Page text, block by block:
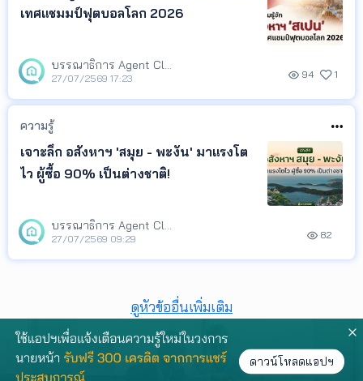
เทศแชมมป์ฟุตบอลโลก 2026
27/07/2569 17:23 94 1
ความรู้
เจาะลึก อสังหาฯ 'สมุย - พะงัน' มาแรงโต
ไว ผู้ซื้อ 90% เป็นต่างชาติ!
27/07/2569 09:29 82
ดูหัวข้ออื่นเพิ่มเติม
ดาวน์โหลดแอปฯ